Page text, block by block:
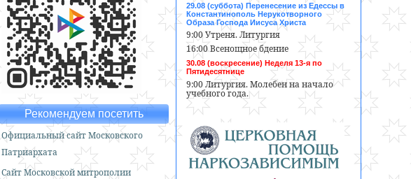
Рекомендуем посетить
Официальный сайт Московского
Патриархата
Сайт Московской митрополии
29.08 (суббота) Перенесение из Едессы в
Константинополь Нерукотворного
Образа Господа Иисуса Христа
9:00 Утреня. Литургия
16:00 Всенощное бдение
30.08 (воскресение) Неделя 13-я по
Пятидесятнице
9:00 Литургия. Молебен на начало
учебного года.